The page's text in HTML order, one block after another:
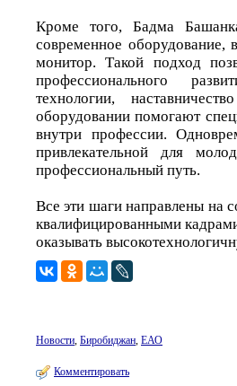
Кроме того, Бадма
современное оборудование,
монитор. Такой подход
профессионального
технологии,
оборудовании помогают
внутри профессии.
привлекательной для
профессиональный путь.
Все эти шаги направлены на
квалифицированными
оказывать
Новости, Биробиджан, ЕАО
Комментировать